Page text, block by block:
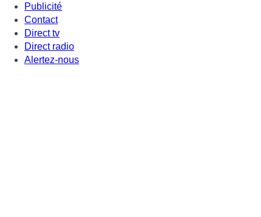
Publicité
Contact
Direct tv
Direct radio
Alertez-nous